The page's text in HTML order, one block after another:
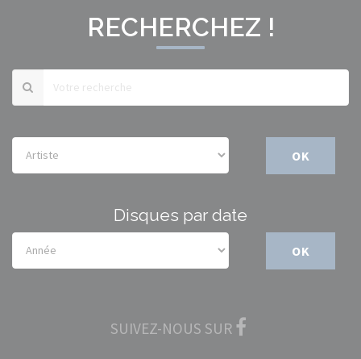
RECHERCHEZ !
OK
Disques par date
OK
SUIVEZ-NOUS SUR